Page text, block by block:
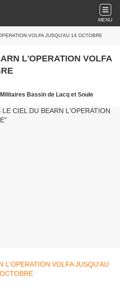
MENU
VOLFA JUSQU'AU 14 OCTOBRE
L'OPERATION VOLFA
Bassin de Lacq et Soule